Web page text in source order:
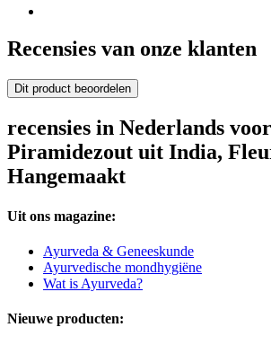
Recensies van onze klanten
Dit product beoordelen
recensies in Nederlands
Piramidezout uit India,
Hangemaakt
Uit ons magazine:
Ayurveda & Geneeskunde
Ayurvedische mondhygiëne
Wat is Ayurveda?
Nieuwe producten: